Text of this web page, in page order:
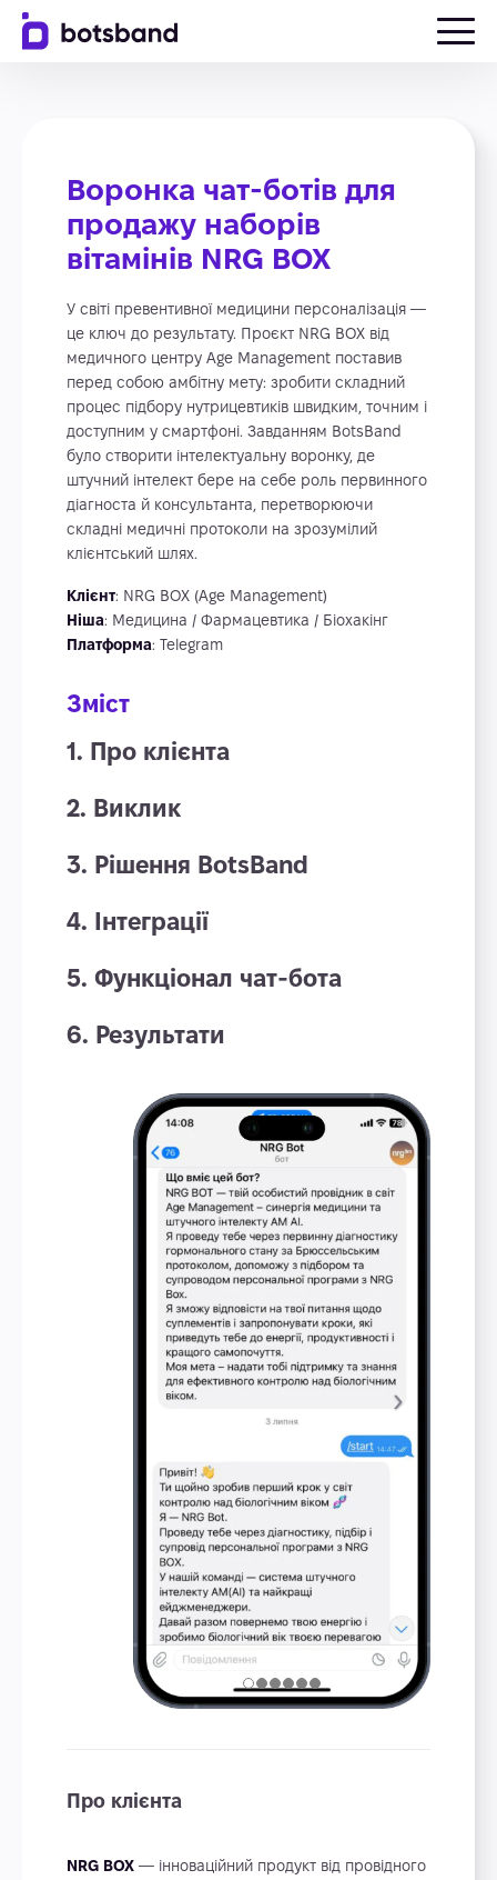
Воронка чат-ботів для
продажу наборів
вітамінів NRG BOX
У світі превентивної медицини персоналізація —
це ключ до результату. Проєкт NRG BOX від
медичного центру Age Management поставив
перед собою амбітну мету: зробити складний
процес підбору нутрицевтиків швидким, точним і
доступним у смартфоні. Завданням BotsBand
було створити інтелектуальну воронку, де
штучний інтелект бере на себе роль первинного
діагноста й консультанта, перетворюючи
складні медичні протоколи на зрозумілий
клієнтський шлях.
Клієнт: NRG BOX (Age Management)
Ніша: Медицина / Фармацевтика / Біохакінг
Платформа: Telegram
Зміст
1. Про клієнта
2. Виклик
3. Рішення BotsBand
4. Інтеграції
5. Функціонал чат-бота
6. Результати
Про клієнта
NRG BOX — інноваційний продукт від провідного